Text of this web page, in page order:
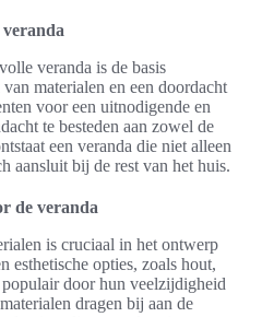
veranda
veranda is de basis
materialen en een doordacht
voor een uitnodigende en
te besteden aan zowel de
een veranda die niet alleen
aansluit bij de rest van het huis.
de veranda
is cruciaal in het ontwerp
esthetische opties, zoals hout,
door hun veelzijdigheid
dragen bij aan de